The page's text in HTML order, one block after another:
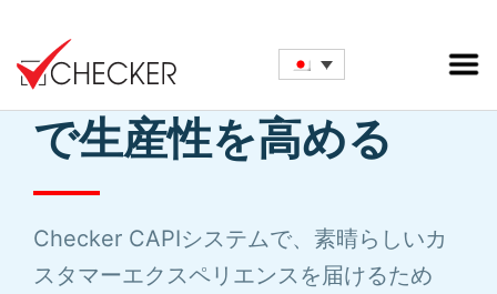
Checker CAPI調査
で生産性を高める
Checker CAPIシステムで、素晴らしいカ
スタマーエクスペリエンスを届けるため